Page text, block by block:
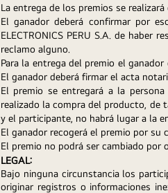
La entrega de los premios se
El ganador deberá confirmar por
ELECTRONICS PERU S.A. de
reclamo alguno.
Para la entrega del premio el
El ganador deberá firmar el acta
El premio se entregará a la
realizado la compra del producto, de
y el participante, no habrá lugar a la
El ganador recogerá el premio por su
El premio no podrá ser cambiado
LEGAL:
Bajo ninguna circunstancia los
originar registros o informaciones